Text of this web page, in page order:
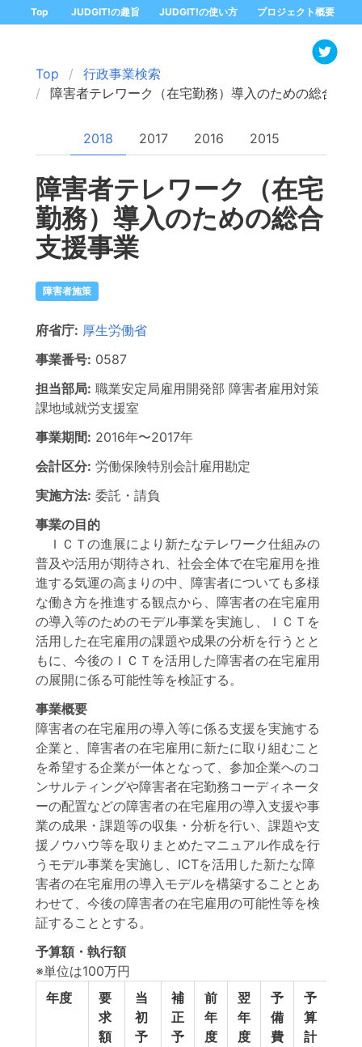
Top JUDGIT!の趣旨 JUDGIT!の使い方 プロジェクト概要
Top
行政事業検索
障害者テレワーク（在宅勤務）導入のための総合支
2018 2017 2016 2015
障害者テレワーク（在宅
勤務）導入のための総合
支援事業
障害者施策
府省庁: 厚生労働省
事業番号: 0587
担当部局: 職業安定局雇用開発部 障害者雇用対策
課地域就労支援室
事業期間: 2016年〜2017年
会計区分: 労働保険特別会計雇用勘定
実施方法: 委託・請負
事業の目的
ＩＣＴの進展により新たなテレワーク仕組みの
普及や活用が期待され、社会全体で在宅雇用を推
進する気運の高まりの中、障害者についても多様
な働き方を推進する観点から、障害者の在宅雇用
の導入等のためのモデル事業を実施し、ＩＣＴを
活用した在宅雇用の課題や成果の分析を行うとと
もに、今後のＩＣＴを活用した障害者の在宅雇用
の展開に係る可能性等を検証する。
事業概要
障害者の在宅雇用の導入等に係る支援を実施する
企業と、障害者の在宅雇用に新たに取り組むこと
を希望する企業が一体となって、参加企業へのコ
ンサルティングや障害者在宅勤務コーディネータ
ーの配置などの障害者の在宅雇用の導入支援や事
業の成果・課題等の収集・分析を行い、課題や支
援ノウハウ等を取りまとめたマニュアル作成を行
うモデル事業を実施し、ICTを活用した新たな障
害者の在宅雇用の導入モデルを構築することとあ
わせて、今後の障害者の在宅雇用の可能性等を検
証することとする。
予算額・執行額
※単位は100万円
年度
要
求
額
当
初
予
補
正
予
前
年
度
翌
年
度
予
備
費
予
算
計